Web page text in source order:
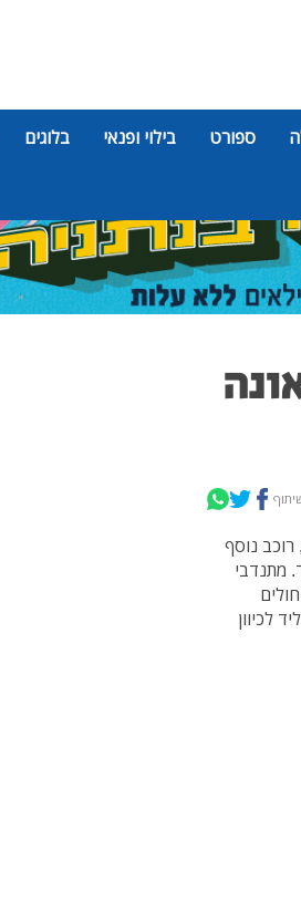
ספורט בילוי ופנאי בלוגים
רוכב נוסף
לצומת בית ליד. מתנדבי
לכיוון